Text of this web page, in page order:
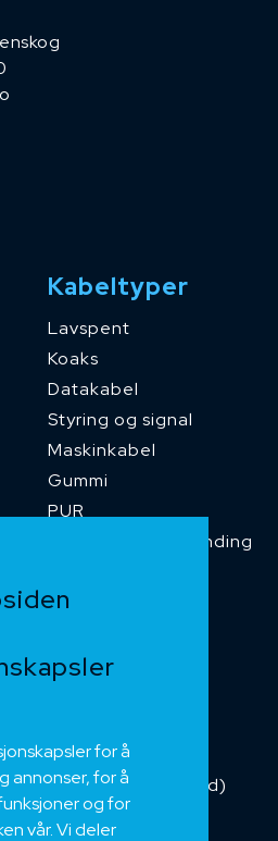
for å
annonser, for å
og for
vår. Vi deler
Kabeltyper
Lavspent
Koaks
Datakabel
Styring og signal
Maskinkabel
Gummi
PUR
Temperaturbestanding
Heis og kran
Kategorikabel
Installasjonskabel
Kombikabel (Hybrid)
DNV sertifisert